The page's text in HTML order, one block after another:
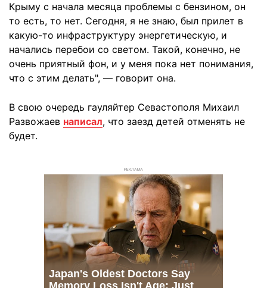
Крыму с начала месяца проблемы с бензином, он
то есть, то нет. Сегодня, я не знаю, был прилет в
какую-то инфраструктуру энергетическую, и
начались перебои со светом. Такой, конечно, не
очень приятный фон, и у меня пока нет понимания,
что с этим делать", — говорит она.
В свою очередь гауляйтер Севастополя Михаил
Развожаев написал, что заезд детей отменять не
будет.
РЕКЛАМА